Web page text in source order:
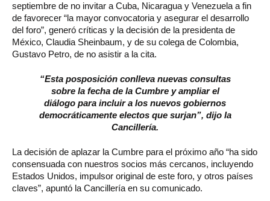
septiembre de no invitar a Cuba, Nicaragua y Venezuela a fin
de favorecer “la mayor convocatoria y asegurar el desarrollo
del foro”, generó críticas y la decisión de la presidenta de
México, Claudia Sheinbaum, y de su colega de Colombia,
Gustavo Petro, de no asistir a la cita.
“Esta posposición conlleva nuevas consultas
sobre la fecha de la Cumbre y ampliar el
diálogo para incluir a los nuevos gobiernos
democráticamente electos que surjan”, dijo la
Cancillería.
La decisión de aplazar la Cumbre para el próximo año “ha sido
consensuada con nuestros socios más cercanos, incluyendo
Estados Unidos, impulsor original de este foro, y otros países
claves”, apuntó la Cancillería en su comunicado.